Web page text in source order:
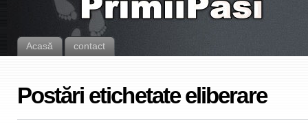
Acasă contact
Postări etichetate eliberare